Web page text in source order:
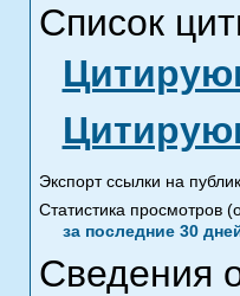
Список
Экспорт ссылки на
Статистика просмотров
за последние 30
Сведения